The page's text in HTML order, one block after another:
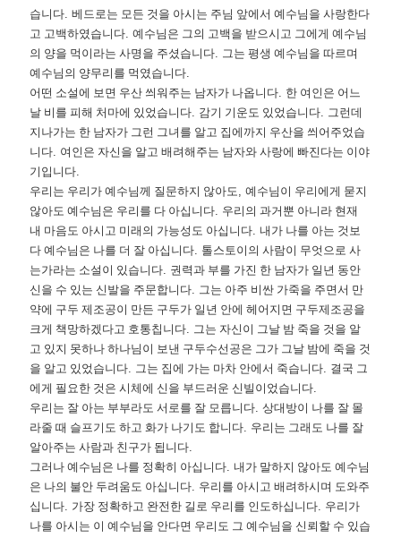
습니다.베드로는 모든 것을 아시는 주님 앞에서 예수님을 사랑한다
고 고백하였습니다.예수님은 그의 고백을 받으시고 그에게 예수님
의 양을 먹이라는 사명을 주셨습니다. 그는 평생 예수님을 따르며
예수님의 양무리를 먹였습니다.
어떤 소설에 보면 우산 씌워주는 남자가 나옵니다. 한 여인은 어느
날 비를 피해 처마에 있었습니다. 감기 기운도 있었습니다. 그런데
지나가는 한 남자가 그런 그녀를 알고 집에까지 우산을 씌어주었습
니다. 여인은 자신을 알고 배려해주는 남자와 사랑에 빠진다는 이야
기입니다.
우리는 우리가 예수님께 질문하지 않아도,예수님이 우리에게 묻지
않아도 예수님은 우리를 다 아십니다. 우리의 과거뿐 아니라 현재
내 마음도 아시고 미래의 가능성도 아십니다.내가 나를 아는 것보
다 예수님은 나를 더 잘 아십니다. 톨스토이의 사람이 무엇으로 사
는가라는 소설이 있습니다. 권력과 부를 가진 한 남자가 일년 동안
신을 수 있는 신발을 주문합니다. 그는 아주 비싼 가죽을 주면서 만
약에 구두 제조공이 만든 구두가 일년 안에 헤어지면 구두제조공을
크게 책망하겠다고 호통칩니다. 그는 자신이 그날 밤 죽을 것을 알
고 있지 못하나 하나님이 보낸 구두수선공은 그가 그날 밤에 죽을 것
을 알고 있었습니다. 그는 집에 가는 마차 안에서 죽습니다. 결국 그
에게 필요한 것은 시체에 신을 부드러운 신빌이었습니다.
우리는 잘 아는 부부라도 서로를 잘 모릅니다.상대방이 나를 잘 몰
라줄 때 슬프기도 하고 화가 나기도 합니다. 우리는 그래도 나를 잘
알아주는 사람과 친구가 됩니다.
그러나 예수님은 나를 정확히 아십니다.내가 말하지 않아도 예수님
은 나의 불안 두려움도 아십니다. 우리를 아시고 배려하시며 도와주
십니다. 가장 정확하고 완전한 길로 우리를 인도하십니다. 우리가
나를 아시는 이 예수님을 안다면 우리도 그 예수님을 신뢰할 수 있습